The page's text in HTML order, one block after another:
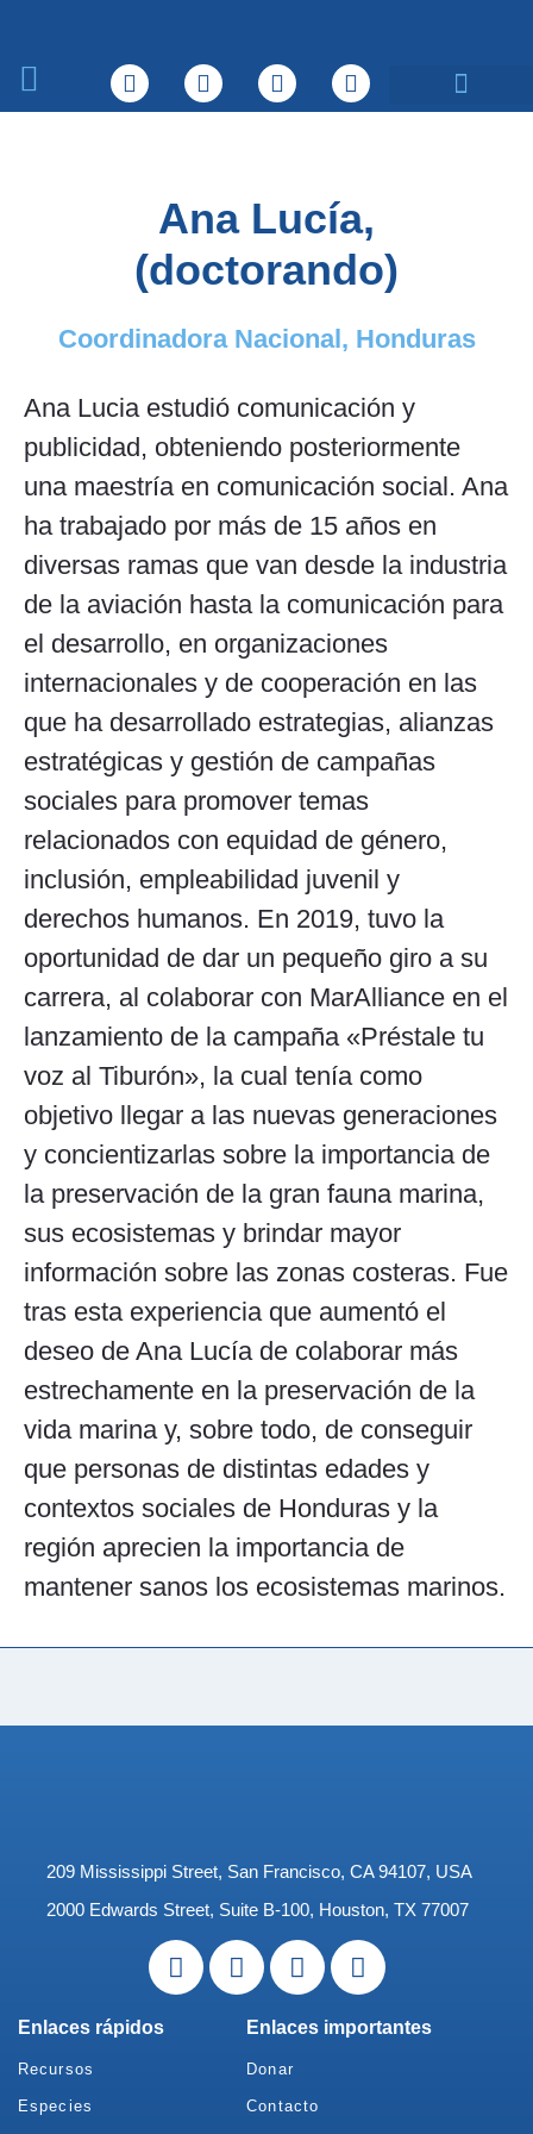
Ana Lucía,
(doctorando)
Coordinadora Nacional, Honduras
Ana Lucia estudió comunicación y
publicidad, obteniendo posteriormente
una maestría en comunicación social. Ana
ha trabajado por más de 15 años en
diversas ramas que van desde la industria
de la aviación hasta la comunicación para
el desarrollo, en organizaciones
internacionales y de cooperación en las
que ha desarrollado estrategias, alianzas
estratégicas y gestión de campañas
sociales para promover temas
relacionados con equidad de género,
inclusión, empleabilidad juvenil y
derechos humanos. En 2019, tuvo la
oportunidad de dar un pequeño giro a su
carrera, al colaborar con MarAlliance en el
lanzamiento de la campaña «Préstale tu
voz al Tiburón», la cual tenía como
objetivo llegar a las nuevas generaciones
y concientizarlas sobre la importancia de
la preservación de la gran fauna marina,
sus ecosistemas y brindar mayor
información sobre las zonas costeras. Fue
tras esta experiencia que aumentó el
deseo de Ana Lucía de colaborar más
estrechamente en la preservación de la
vida marina y, sobre todo, de conseguir
que personas de distintas edades y
contextos sociales de Honduras y la
región aprecien la importancia de
mantener sanos los ecosistemas marinos.
209 Mississippi Street, San Francisco, CA 94107, USA
2000 Edwards Street, Suite B-100, Houston, TX 77007
Enlaces rápidos
Recursos
Especies
Enlaces importantes
Donar
Contacto